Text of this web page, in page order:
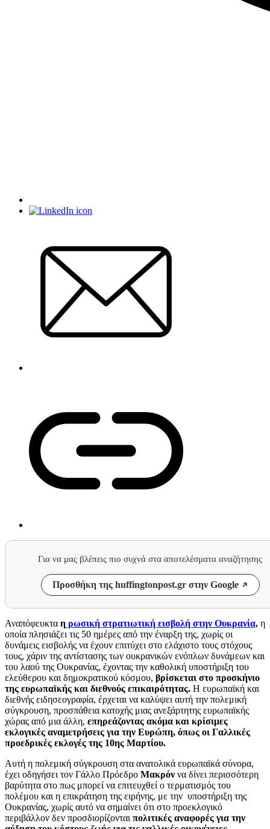
Για να μας βλέπεις πιο συχνά στα αποτελέσματα αναζήτησης
Προσθήκη της huffingtonpost.gr στην Google
Αναπόφευκτα η ρωσική στρατιωτική εισβολή στην Ουκρανία, η
οποία πλησιάζει τις 50 ημέρες από την έναρξη της, χωρίς οι
δυνάμεις εισβολής να έχουν επιτύχει στο ελάχιστο τους στόχους
τους, χάριν της αντίστασης των ουκρανικών ενόπλων δυνάμεων και
του λαού της Ουκρανίας, έχοντας την καθολική υποστήριξη του
ελεύθερου και δημοκρατικού κόσμου, βρίσκεται στο προσκήνιο
της ευρωπαϊκής και διεθνούς επικαιρότητας. Η ευρωπαϊκή και
διεθνής ειδησεογραφία, έρχεται να καλύψει αυτή την πολεμική
σύγκρουση, προσπάθεια κατοχής μιας ανεξάρτητης ευρωπαϊκής
χώρας από μια άλλη, επηρεάζοντας ακόμα και κρίσιμες
εκλογικές αναμετρήσεις για την Ευρώπη, όπως οι Γαλλικές
προεδρικές εκλογές της 10ης Μαρτίου.
Αυτή η πολεμική σύγκρουση στα ανατολικά ευρωπαϊκά σύνορα,
έχει οδηγήσει τον Γάλλο Πρόεδρο Μακρόν να δίνει περισσότερη
βαρύτητα στο πως μπορεί να επιτευχθεί ο τερματισμός του
πολέμου και η επικράτηση της ειρήνης, με την υποστήριξη της
Ουκρανίας, χωρίς αυτό να σημαίνει ότι στο προεκλογικό
περιβάλλον δεν προσδιορίζονται πολιτικές αναφορές για την